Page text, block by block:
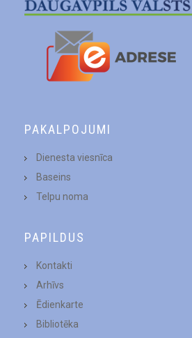
PAKALPOJUMI
Dienesta viesnīca
Baseins
Telpu noma
PAPILDUS
Kontakti
Arhīvs
Ēdienkarte
Bibliotēka